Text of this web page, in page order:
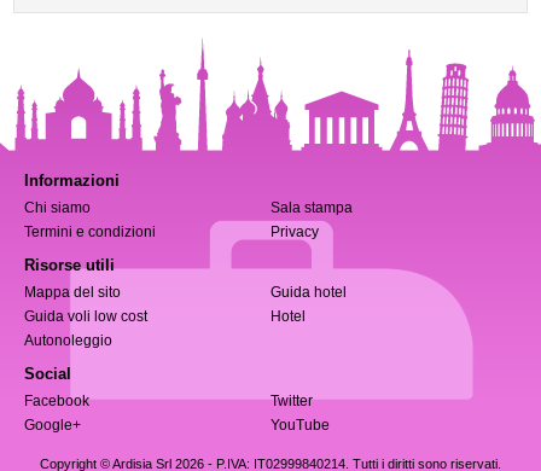
Informazioni
Chi siamo
Sala stampa
Termini e condizioni
Privacy
Risorse utili
Mappa del sito
Guida hotel
Guida voli low cost
Hotel
Autonoleggio
Social
Facebook
Twitter
Google+
YouTube
Copyright © Ardisia Srl 2026 - P.IVA: IT02999840214. Tutti i diritti sono riservati.